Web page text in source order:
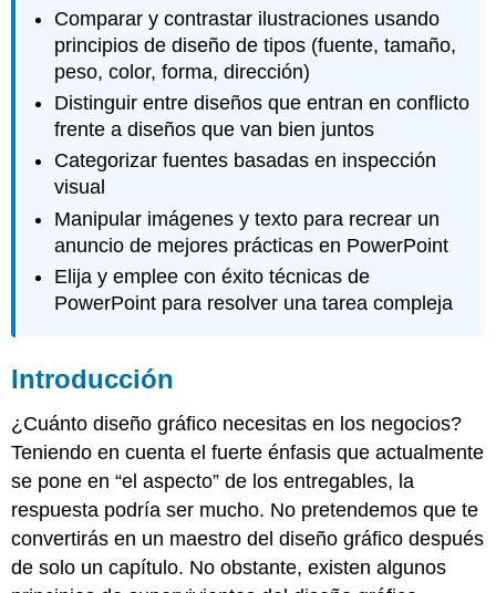
Comparar y contrastar ilustraciones usando
principios de diseño de tipos (fuente, tamaño,
peso, color, forma, dirección)
Distinguir entre diseños que entran en conflicto
frente a diseños que van bien juntos
Categorizar fuentes basadas en inspección
visual
Manipular imágenes y texto para recrear un
anuncio de mejores prácticas en PowerPoint
Elija y emplee con éxito técnicas de
PowerPoint para resolver una tarea compleja
Introducción
¿Cuánto diseño gráfico necesitas en los negocios?
Teniendo en cuenta el fuerte énfasis que actualmente
se pone en “el aspecto” de los entregables, la
respuesta podría ser mucho. No pretendemos que te
convertirás en un maestro del diseño gráfico después
de solo un capítulo. No obstante, existen algunos